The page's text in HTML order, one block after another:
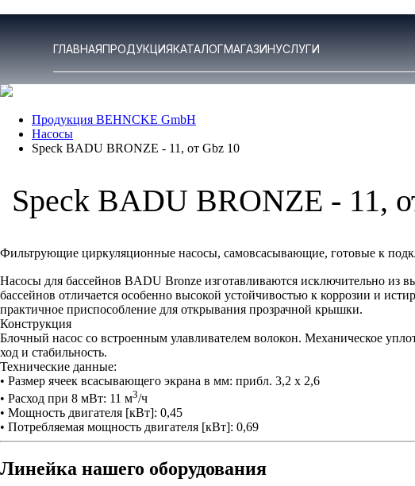
ГЛАВНАЯПРОДУКЦИЯКАТАЛОГМАГАЗИНУСЛУГИ
Продукция BEHNCKE GmbH
Насосы
Speck BADU BRONZE - 11, от Gbz 10
Speck BADU BRONZE - 11,
Фильтрующие циркуляционные насосы, самовсасывающие, готовые к
Насосы для бассейнов BADU Bronze изготавливаются исключительно из
бассейнов отличается особенно высокой устойчивостью к коррозии и
практичное приспособление для открывания прозрачной крышки.
Конструкция
Блочный насос со встроенным улавливателем волокон. Механическое
ход и стабильность.
Технические данные:
• Размер ячеек всасывающего экрана в мм: прибл. 3,2 x 2,6
• Расход при 8 мВт: 11 м3/ч
• Мощность двигателя [кВт]: 0,45
• Потребляемая мощность двигателя [кВт]: 0,69
Линейка нашего оборудования